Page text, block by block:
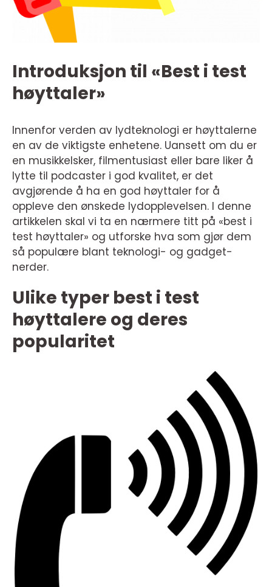
Introduksjon til «Best i test
høyttaler»
Innenfor verden av lydteknologi er høyttalerne
en av de viktigste enhetene. Uansett om du er
en musikkelsker, filmentusiast eller bare liker å
lytte til podcaster i god kvalitet, er det
avgjørende å ha en god høyttaler for å
oppleve den ønskede lydopplevelsen. I denne
artikkelen skal vi ta en nærmere titt på «best i
test høyttaler» og utforske hva som gjør dem
så populære blant teknologi- og gadget-
nerder.
Ulike typer best i test
høyttalere og deres
popularitet